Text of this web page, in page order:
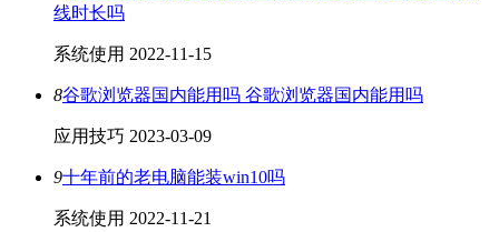
线时长吗
系统使用 2022-11-15
8谷歌浏览器国内能用吗 谷歌浏览器国内能用吗
应用技巧 2023-03-09
9十年前的老电脑能装win10吗
系统使用 2022-11-21